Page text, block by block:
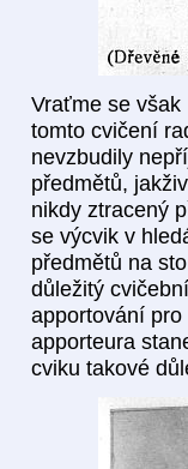
Vraťme se však
tomto cvičení
nevzbudily
předmětů,
nikdy ztracený
se výcvik v
předmětů na
důležitý
apportování
apporteura
cviku takové